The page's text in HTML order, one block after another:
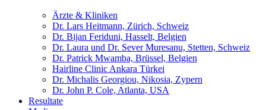
Ärzte & Kliniken
Dr. Lars Heitmann, Zürich, Schweiz
Dr. Bijan Feriduni, Hasselt, Belgien
Dr. Laura und Dr. Sever Muresanu, Stetten, Schweiz
Dr. Patrick Mwamba, Brüssel, Belgien
Hairline Clinic Ankara Türkei
Dr. Michalis Georgiou, Nikosia, Zypern
Dr. John P. Cole, Atlanta, USA
Resultate